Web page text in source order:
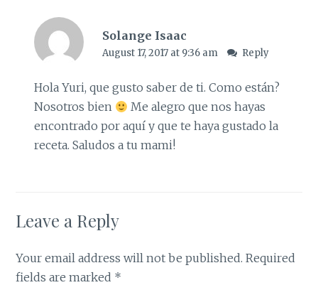
Solange Isaac
August 17, 2017 at 9:36 am Reply
Hola Yuri, que gusto saber de ti. Como están?
Nosotros bien
Me alegro que nos hayas
encontrado por aquí y que te haya gustado la
receta. Saludos a tu mami!
Leave a Reply
Your email address will not be published. Required
fields are marked *